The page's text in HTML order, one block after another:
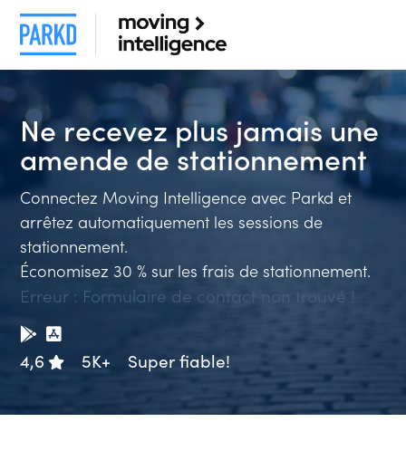
Ne recevez plus jamais une
amende de stationnem
Connectez Moving Intelligence avec Parkd et
arrêtez automatiquement les sessions de
stationnement.
Économisez 30 % sur les frais de stationnement.
Erreur : Formulaire de contact non trouvé !
4,6 5K+ Super fiable!